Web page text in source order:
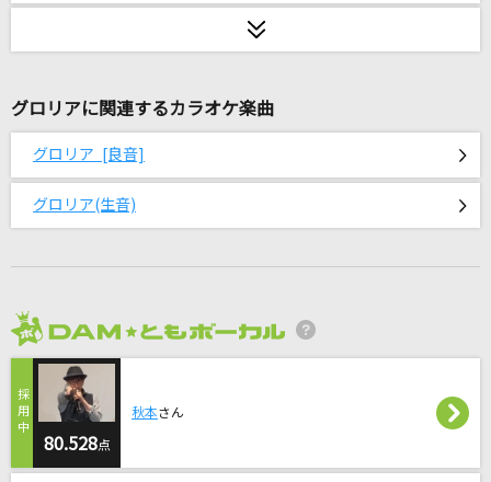
[生音]初恋
劇薬中毒
＝LOVE
[生音]ff(フォルティシモ)
Mrs. GREEN APPLE
小夜子
ミキト(みきとP) feat.初音ミク
[生音]Can't Take My Eyes Off You (Single Ve
グロリアに関連するカラオケ楽曲
グロリア [良音]
グロリア(生音)
80.528点
秋本さん